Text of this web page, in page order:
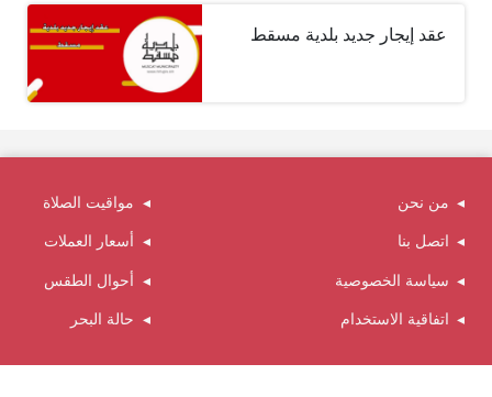
عقد إيجار جديد بلدية مسقط
من نحن
اتصل بنا
سياسة الخصوصية
اتفاقية الاستخدام
مواقيت الصلاة
أسعار العملات
أحوال الطقس
حالة البحر